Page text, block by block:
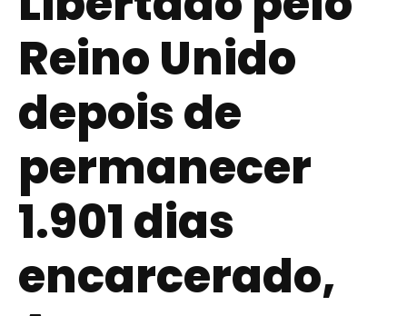
Reino Unido
depois de
permanecer
1.901 dias
encarcerado,